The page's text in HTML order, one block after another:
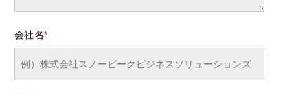
会社名*